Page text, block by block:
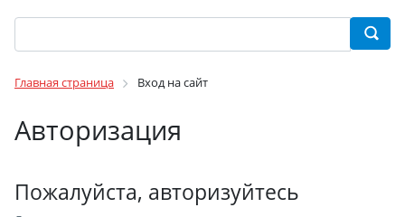
Главная страница Вход на сайт
Авторизация
Пожалуйста, авторизуйтесь